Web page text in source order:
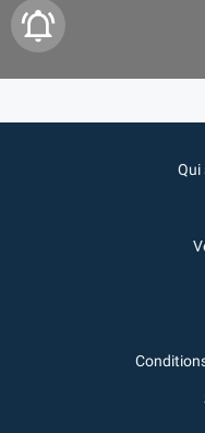
Qui